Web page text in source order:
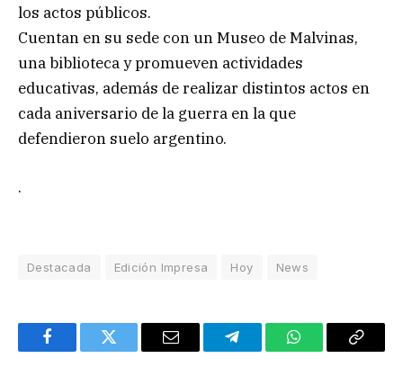
los actos públicos.
Cuentan en su sede con un Museo de Malvinas,
una biblioteca y promueven actividades
educativas, además de realizar distintos actos en
cada aniversario de la guerra en la que
defendieron suelo argentino.
.
Destacada Edición Impresa Hoy News
FacebookTwitter Email TelegramWhatsAppCopy